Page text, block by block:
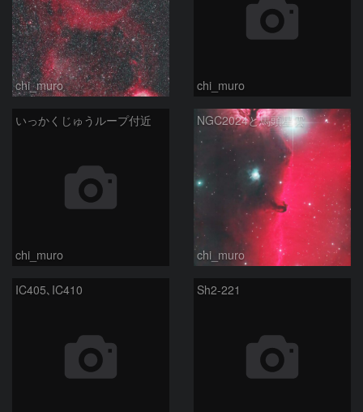
chi_muro chi_muro
いっかくじゅうループ付近
chi_muro
NGC2024と馬頭星雲
chi_muro
IC405､IC410 Sh2-221